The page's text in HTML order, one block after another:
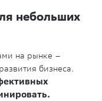
небольших
на рынке –
бизнеса.